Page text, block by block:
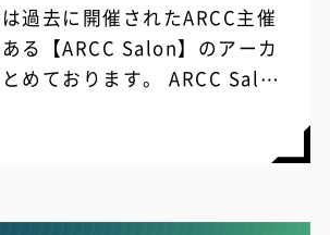
過去に開催されたARCC主催
る【ARCC Salon】のアーカ
めております。 ARCC Salon